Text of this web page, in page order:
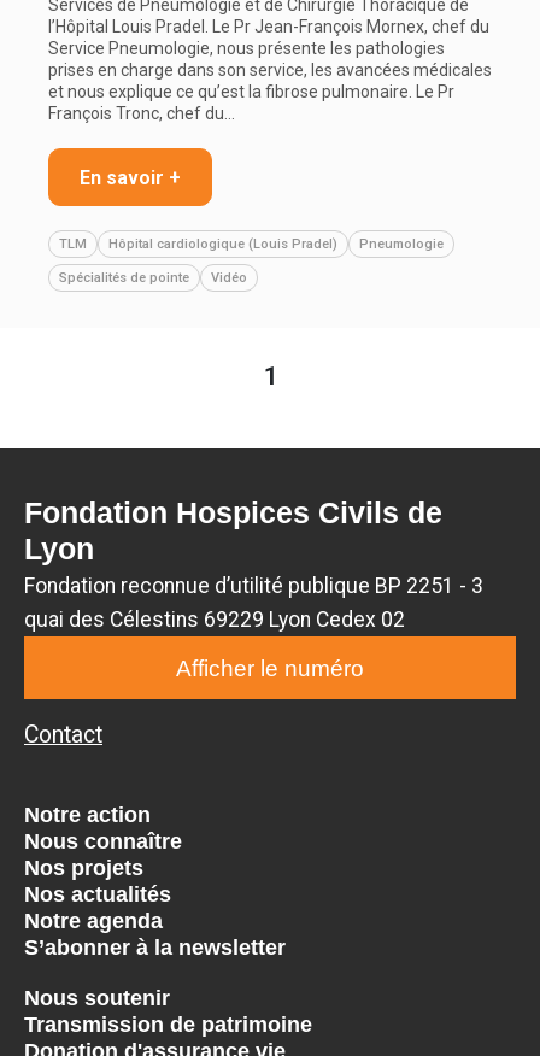
Services de Pneumologie et de Chirurgie Thoracique de
l’Hôpital Louis Pradel. Le Pr Jean-François Mornex, chef du
Service Pneumologie, nous présente les pathologies
prises en charge dans son service, les avancées médicales
et nous explique ce qu’est la fibrose pulmonaire. Le Pr
François Tronc, chef du…
En savoir +
TLM Hôpital cardiologique (Louis Pradel) Pneumologie
Spécialités de pointe Vidéo
1
Fondation Hospices Civils de
Lyon
Fondation reconnue d’utilité publique BP 2251 - 3
quai des Célestins 69229 Lyon Cedex 02
Afficher le numéro
Contact
Notre action
Nous connaître
Nos projets
Nos actualités
Notre agenda
S’abonner à la newsletter
Nous soutenir
Transmission de patrimoine
Donation d'assurance vie